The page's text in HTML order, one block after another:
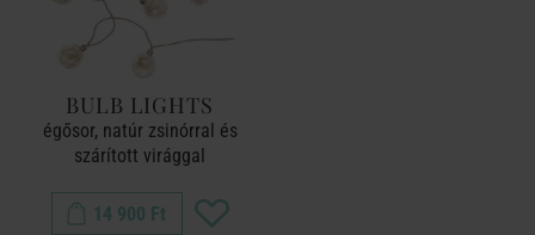
BULB LIGHTS
égősor, natúr zsinórral és
szárított virággal
14 900 Ft